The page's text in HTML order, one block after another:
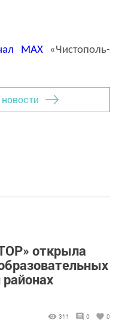
MAX«Чистополь-
открыла
311 0 0